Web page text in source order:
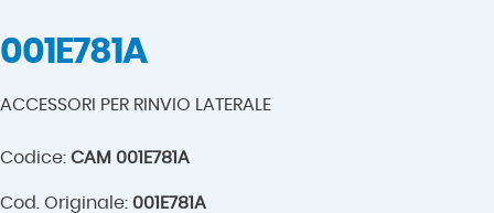
001E781A
ACCESSORI PER RINVIO LATERALE
Codice: CAM 001E781A
Cod. Originale: 001E781A